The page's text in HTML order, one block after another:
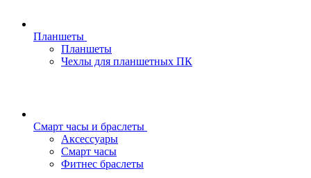
Планшеты
Планшеты
Чехлы для планшетных ПК
Смарт часы и браслеты
Аксессуары
Смарт часы
Фитнес браслеты